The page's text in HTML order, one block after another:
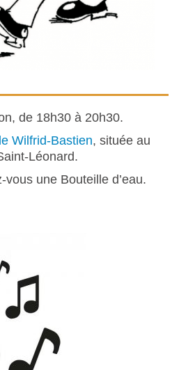
de 18h30 à 20h30.
Wilfrid-Bastien, située au
Léonard.
une Bouteille d’eau.